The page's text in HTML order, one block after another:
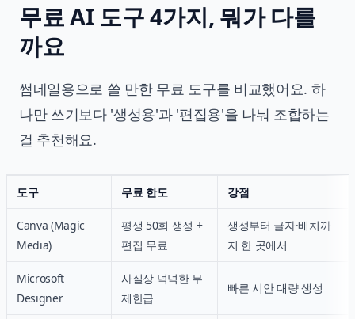
무료 AI 도구 4가지, 뭐가 다를
까요
썸네일용으로 쓸 만한 무료 도구를 비교했어요. 하
나만 쓰기보다 '생성용'과 '편집용'을 나눠 조합하는
걸 추천해요.
도구 무료 한도 강점
Canva (Magic
Media)
평생 50회 생성 +
편집 무료
생성부터 글자·배치까
지 한 곳에서
Microsoft
Designer
사실상 넉넉한 무
제한급
빠른 시안 대량 생성